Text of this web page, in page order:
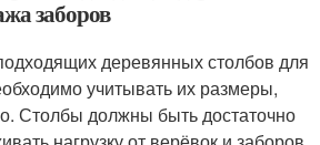
заборов
деревянных столбов для
учитывать их размеры,
Столбы должны быть достаточно